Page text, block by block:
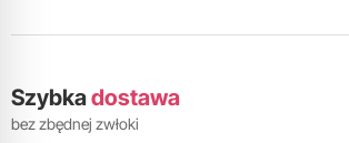
Szybkadostawa
bez zbędnej zwłoki